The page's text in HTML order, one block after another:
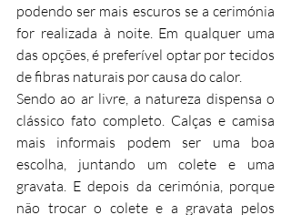
podendo ser mais escuros se a cerimónia
for realizada à noite. Em qualquer uma
das opções, é preferível optar por tecidos
de fibras naturais por causa do calor.
Sendo ao ar livre, a natureza dispensa o
clássico fato completo. Calças e camisa
mais informais podem ser uma boa
escolha, juntando um colete e uma
gravata. E depois da cerimónia, porque
não trocar o colete e a gravata pelos